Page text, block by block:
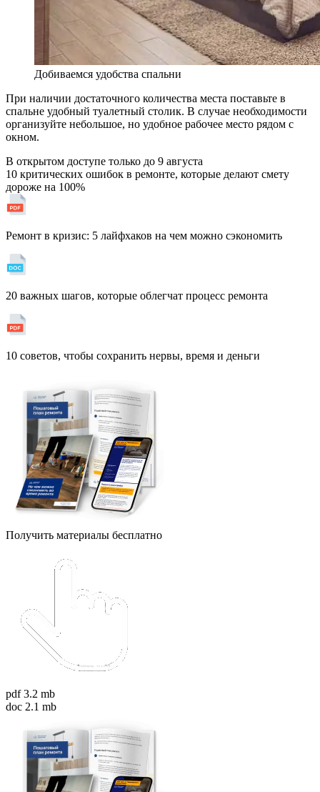
Добиваемся удобства спальни
При наличии достаточного количества места поставьте в
спальне удобный туалетный столик. В случае необходимости
организуйте небольшое, но удобное рабочее место рядом с
окном.
В открытом доступе только до 9 августа
10 критических ошибок в ремонте, которые делают смету
дороже на 100%
Ремонт в кризис: 5 лайфхаков на чем можно сэкономить
20 важных шагов, которые облегчат процесс ремонта
10 советов, чтобы сохранить нервы, время и деньги
Получить материалы бесплатно
pdf 3.2 mb
doc 2.1 mb